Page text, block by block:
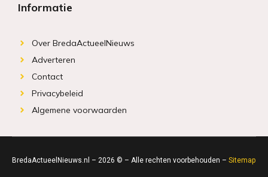
Informatie
Over BredaActueelNieuws
Adverteren
Contact
Privacybeleid
Algemene voorwaarden
BredaActueelNieuws.nl – 2026 © – Alle rechten voorbehouden – Sitemap